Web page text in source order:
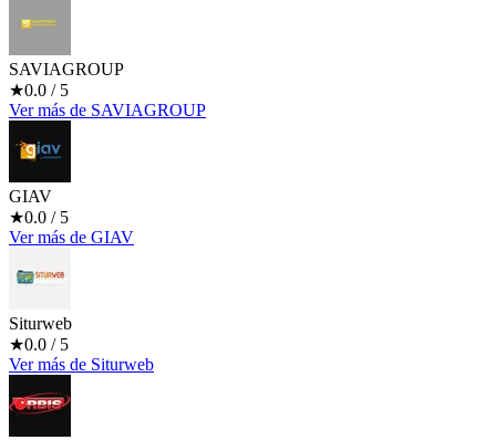
SAVIAGROUP
★0.0 / 5
Ver más de SAVIAGROUP
GIAV
★0.0 / 5
Ver más de GIAV
Siturweb
★0.0 / 5
Ver más de Siturweb